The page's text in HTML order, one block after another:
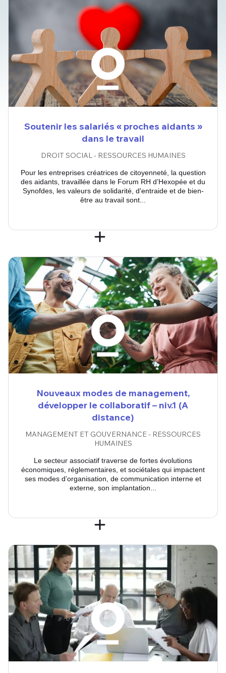
Soutenir les salariés « proches aidants »
dans le travail
DROIT SOCIAL - RESSOURCES HUMAINES
Pour les entreprises créatrices de citoyenneté, la question
des aidants, travaillée dans le Forum RH d’Hexopée et du
Synofdes, les valeurs de solidarité, d'entraide et de bien-
être au travail sont...
Nouveaux modes de management,
développer le collaboratif – niv.1 (A
distance)
MANAGEMENT ET GOUVERNANCE - RESSOURCES
HUMAINES
Le secteur associatif traverse de fortes évolutions
économiques, réglementaires, et sociétales qui impactent
ses modes d’organisation, de communication interne et
externe, son implantation...